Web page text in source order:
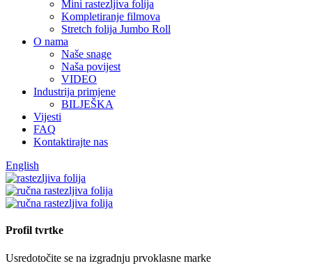
Mini rastezljiva folija
Kompletiranje filmova
Stretch folija Jumbo Roll
O nama
Naše snage
Naša povijest
VIDEO
Industrija primjene
BILJEŠKA
Vijesti
FAQ
Kontaktirajte nas
English
Profil tvrtke
Usredotočite se na izgradnju prvoklasne marke